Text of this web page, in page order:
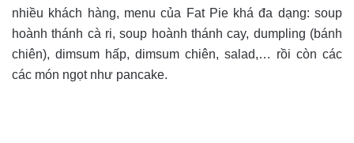
nhiều khách hàng, menu của Fat Pie khá đa dạng: soup
hoành thánh cà ri, soup hoành thánh cay, dumpling (bánh
chiên), dimsum hấp, dimsum chiên, salad,… rồi còn các
các món ngọt như pancake.